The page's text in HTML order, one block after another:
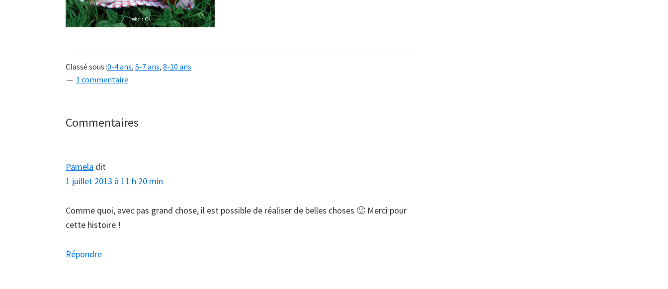
Classé sous :0-4 ans, 5-7 ans, 8-10 ans
1 commentaire
Interactions
Commentaires
Pamela dit
1 juillet 2013 à 11 h 20 min
Comme quoi, avec pas grand chose, il est possible de réaliser de belles choses 🙂 Merci pour
cette histoire !
Répondre